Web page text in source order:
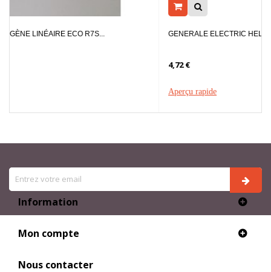
GENERALE ELECTRIC HELIAX AMPOULE LED G95...
Information
Mon compte
Nous contacter